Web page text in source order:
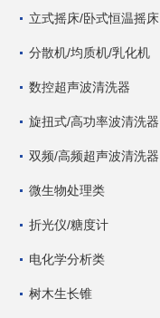
立式摇床/卧式恒温摇床
分散机/均质机/乳化机
数控超声波清洗器
旋扭式/高功率波清洗器
双频/高频超声波清洗器
微生物处理类
折光仪/糖度计
电化学分析类
树木生长锥